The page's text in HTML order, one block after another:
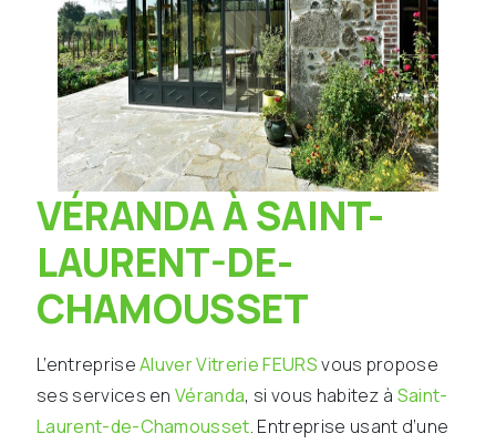
VÉRANDA À SAINT-
LAURENT-DE-
CHAMOUSSET
L’entrepriseAluver Vitrerie FEURSvous propose
ses services enVéranda, si vous habitez à Saint-
Laurent-de-Chamousset. Entreprise usant d’une